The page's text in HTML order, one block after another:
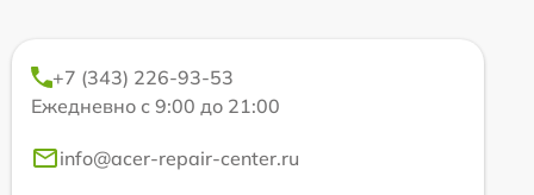
+7 (343) 226-93-53
Ежедневно с 9:00 до 21:00
info@acer-repair-center.ru